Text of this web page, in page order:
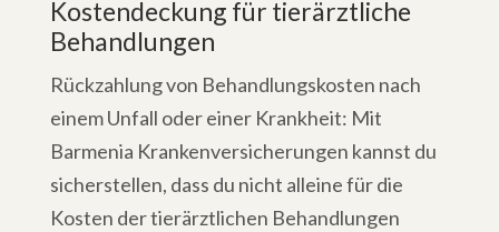
Kostendeckung für tierärztliche
Behandlungen
Rückzahlung von Behandlungskosten nach
einem Unfall oder einer Krankheit: Mit
Barmenia Krankenversicherungen kannst du
sicherstellen, dass du nicht alleine für die
Kosten der tierärztlichen Behandlungen